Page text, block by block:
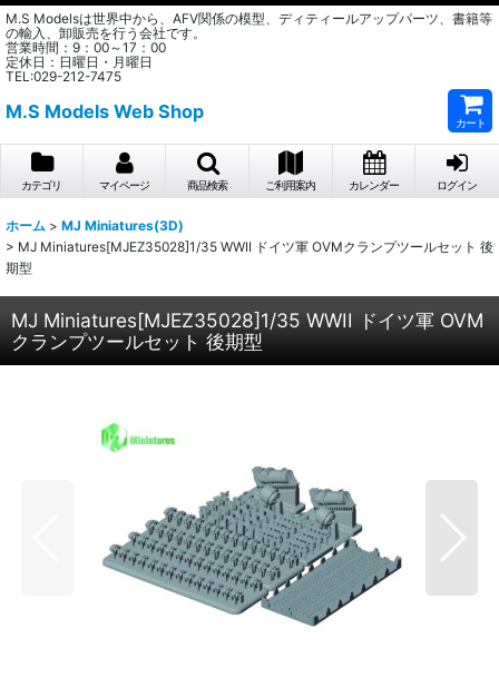
M.S Modelsは世界中から、AFV関係の模型、ディティールアップパーツ、書籍等
の輸入、卸販売を行う会社です。
営業時間：9：00～17：00
定休日：日曜日・月曜日
TEL:029-212-7475
M.S Models Web Shop
カート
カテゴリ マイページ 商品検索 ご利用案内 カレンダー ログイン
ホーム > MJ Miniatures(3D)
> MJ Miniatures[MJEZ35028]1/35 WWII ドイツ軍 OVMクランプツールセット 後
期型
MJ Miniatures[MJEZ35028]1/35 WWII ドイツ軍 OVM
クランプツールセット 後期型